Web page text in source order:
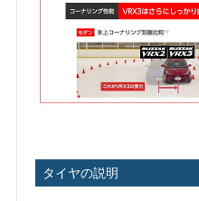
タイヤの説明